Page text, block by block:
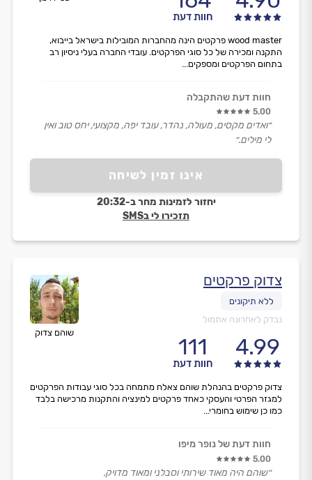
חוות דעת
אינו זמין לשיחה
יחזור לזמינות מחר ב-20:32
תזכירו לי בSMS
wood master פרקטים הינה מהחברות המובילות בישראל בייבוא,
התקנה ומכירה של כל סוגי הפרקטים. עובדי החברה בעלי ניסיון רב
בתחום הפרקטים ומספקים...
חוות דעת שהתקבלה
5.00
״ואדים מקסים, מעולה, נהדר, עובד יפה, מקצועי, יחס טוב ואין
לי מילים.״
שוהם צדוק
צדוק פרקטים
נבדק לאחרונה אתמול
4.99
111
חוות דעת
צדוק פרקטים בהנהלת שוהם צאלח מתמחה בכל סוגי עבודות הפרקטים
למגזר הפרטי והעסקי כאחד פרקטים למינציה והתקנות מרכישה בלבד
כמו כן שימוש בחומרי...
חוות דעת של נופר מיפו
5.00
״שוהם היה מאוד שירותי וסבלני ומאוד מדויק.